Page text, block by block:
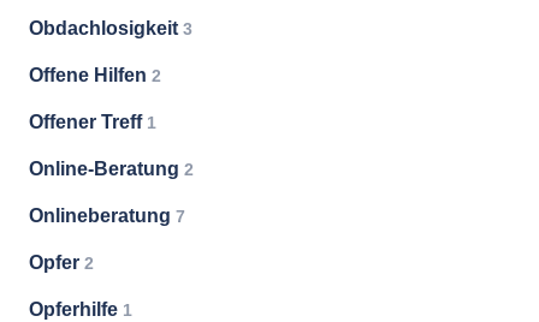
Obdachlosigkeit 3
Offene Hilfen 2
Offener Treff 1
Online-Beratung 2
Onlineberatung 7
Opfer 2
Opferhilfe 1